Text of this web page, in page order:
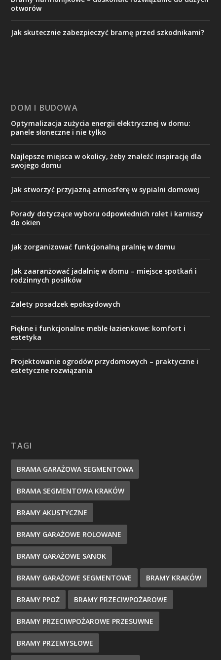
otworów
Jak skutecznie zabezpieczyć bramę przed szkodnikami?
DOM I BUDOWA
Optymalizacja zużycia energii elektrycznej w domu:
panele słoneczne i nie tylko
Najlepsze miejsca w okolicy, żeby znaleźć inspirację dla
swojego domu
Jak stworzyć przyjazną atmosferę w sypialni domowej
Porady dotyczące wyboru odpowiednich rolet i karniszy
do okien
Jak zorganizować funkcjonalną pralnię w domu
Jak zaaranżować jadalnię w domu – miejsce spotkań i
rodzinnych posiłków
Zalety posadzek epoksydowych
Piękne i funkcjonalne meble łazienkowe: komfort i
estetyka
Projektowanie ogrodów przydomowych – praktyczne i
estetyczne rozwiązania
TAGI
BRAMA GARAŻOWA SEGMENTOWA
BRAMA SEGMENTOWA KRAKÓW
BRAMY AKUSTYCZNE
BRAMY GARAŻOWE ROLOWANE
BRAMY GARAŻOWE SANOK
BRAMY GARAŻOWE SEGMENTOWE BRAMY KRAKÓW
BRAMY PPOŻ BRAMY PRZECIWPOŻAROWE
BRAMY PRZECIWPOŻAROWE PRZESUWNE
BRAMY PRZEMYSŁOWE